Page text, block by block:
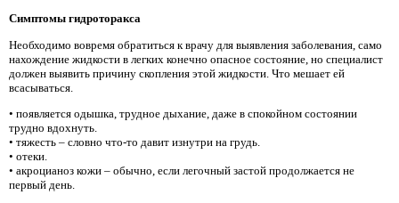
Симптомы гидроторакса
Необходимо вовремя обратиться к врачу для выявления заболевания, само
нахождение жидкости в легких конечно опасное состояние, но специалист
должен выявить причину скопления этой жидкости. Что мешает ей
всасываться.
• появляется одышка, трудное дыхание, даже в спокойном состоянии
трудно вдохнуть.
• тяжесть – словно что-то давит изнутри на грудь.
• отеки.
• акроцианоз кожи – обычно, если легочный застой продолжается не
первый день.